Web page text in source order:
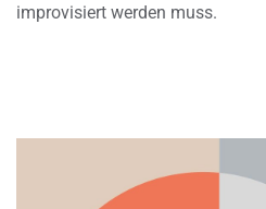
improvisiert werden muss.